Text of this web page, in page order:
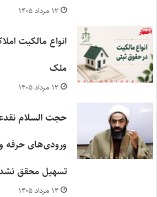
۱۲ مرداد ۱۴۰۵
ملک
۱۲ مرداد ۱۴۰۵
حجت السلام
ورودی‌های حرفه
تسهیل محقق
۱۴ مرداد ۱۴۰۵